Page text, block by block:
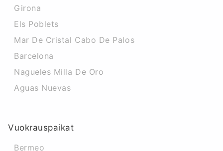
Girona
Els Poblets
Mar De Cristal Cabo De Palos
Barcelona
Nagueles Milla De Oro
Aguas Nuevas
Vuokrauspaikat
Bermeo